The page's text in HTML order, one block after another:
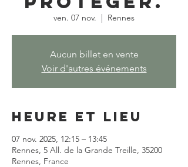
ven. 07 nov.
  |
Rennes
Aucun billet en vente
Voir d'autres événements
Heure et lieu
07 nov. 2025, 12:15 – 13:45
Rennes, 5 All. de la Grande Treille, 35200
Rennes, France